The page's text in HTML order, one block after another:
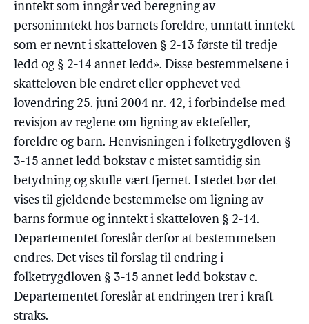
inntekt som inngår ved beregning av
personinntekt hos barnets foreldre, unntatt inntekt
som er nevnt i skatteloven § 2-13 første til tredje
ledd og § 2-14 annet ledd». Disse bestemmelsene i
skatteloven ble endret eller opphevet ved
lovendring 25. juni 2004 nr. 42, i forbindelse med
revisjon av reglene om ligning av ektefeller,
foreldre og barn. Henvisningen i folketrygdloven §
3-15 annet ledd bokstav c mistet samtidig sin
betydning og skulle vært fjernet. I stedet bør det
vises til gjeldende bestemmelse om ligning av
barns formue og inntekt i skatteloven § 2-14.
Departementet foreslår derfor at bestemmelsen
endres. Det vises til forslag til endring i
folketrygdloven § 3-15 annet ledd bokstav c.
Departementet foreslår at endringen trer i kraft
straks.